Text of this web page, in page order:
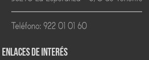
ENLACES DE INTERÉS